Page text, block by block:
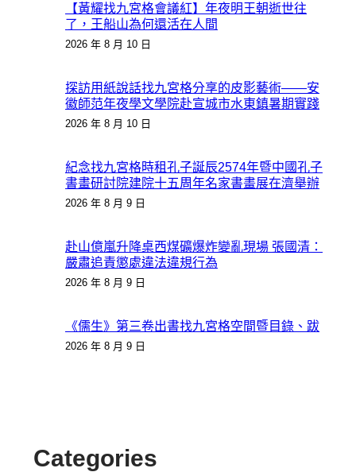
【黃耀找九宮格會議紅】年夜明王朝逝世往
了，王船山為何還活在人間
2026 年 8 月 10 日
探訪用紙說話找九宮格分享的皮影藝術——安
徽師范年夜學文學院赴宣城市水東鎮暑期實踐
2026 年 8 月 10 日
紀念找九宮格時租孔子誕辰2574年暨中國孔子
書畫研討院建院十五周年名家書畫展在濟舉辦
2026 年 8 月 9 日
赴山億嵐升降桌西煤礦爆炸變亂現場 張國清：
嚴肅追責懲處違法違規行為
2026 年 8 月 9 日
《儒生》第三卷出書找九宮格空間暨目錄、跋
2026 年 8 月 9 日
Categories